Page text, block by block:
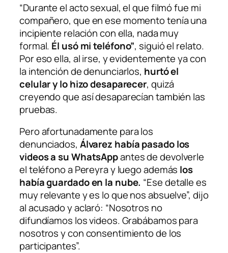
“Durante el acto sexual, el que filmó fue mi
compañero, que en ese momento tenía una
incipiente relación con ella, nada muy
formal. Él usó mi teléfono”, siguió el relato.
Por eso ella, al irse, y evidentemente ya con
la intención de denunciarlos, hurtó el
celular y lo hizo desaparecer, quizá
creyendo que así desaparecían también las
pruebas.
Pero afortunadamente para los
denunciados, Álvarez había pasado los
videos a su WhatsAppantes de devolverle
el teléfono a Pereyra y luego además los
había guardado en la nube. “Ese detalle es
muy relevante y es lo que nos absuelve”, dijo
al acusado y aclaró: “Nosotros no
difundíamos los videos. Grabábamos para
nosotros y con consentimiento de los
participantes”.